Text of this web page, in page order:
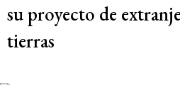
su proyecto de
tierras